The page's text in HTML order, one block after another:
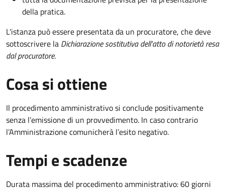
della pratica.
L'istanza può essere presentata da un procuratore, che deve
sottoscrivere la Dichiarazione sostitutiva dell'atto di notorietà resa
dal procuratore.
Cosa si ottiene
Il procedimento amministrativo si conclude positivamente
senza l’emissione di un provvedimento. In caso contrario
l’Amministrazione comunicherà l’esito negativo.
Tempi e scadenze
Durata massima del procedimento amministrativo: 60 giorni